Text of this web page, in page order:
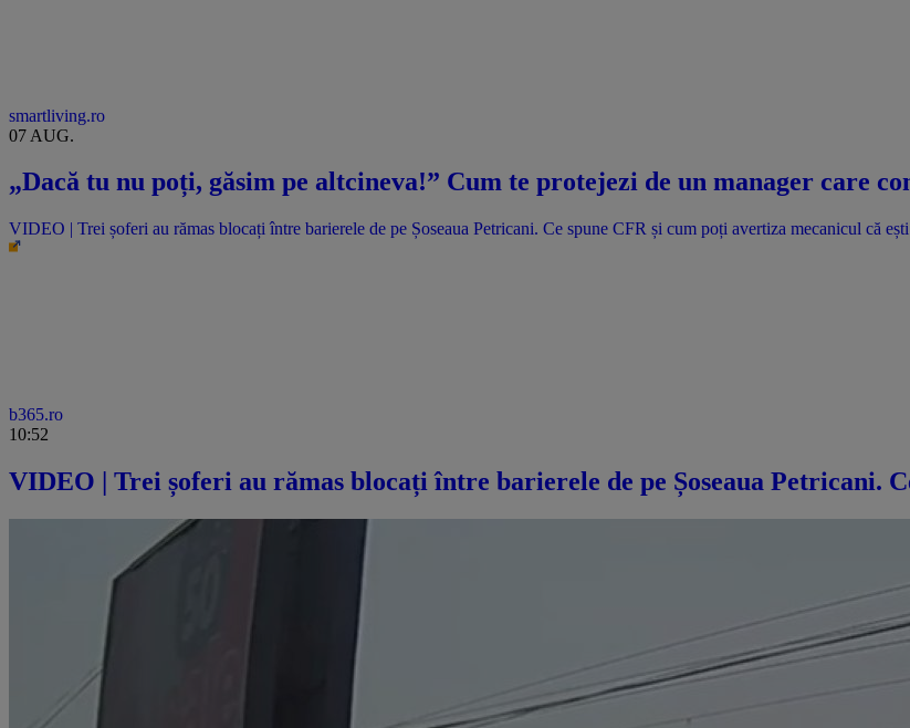
smartliving.ro
07 AUG.
„Dacă tu nu poți, găsim pe altcineva!” Cum te protejezi de un manager care
VIDEO | Trei șoferi au rămas blocați între barierele de pe Șoseaua Petricani. Ce spune CFR și cum poți avertiza mecanicul că
b365.ro
10:52
VIDEO | Trei șoferi au rămas blocați între barierele de pe Șoseaua Petricani.